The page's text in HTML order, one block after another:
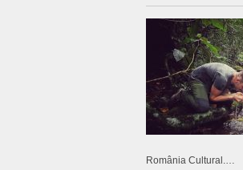
România Cultural.…